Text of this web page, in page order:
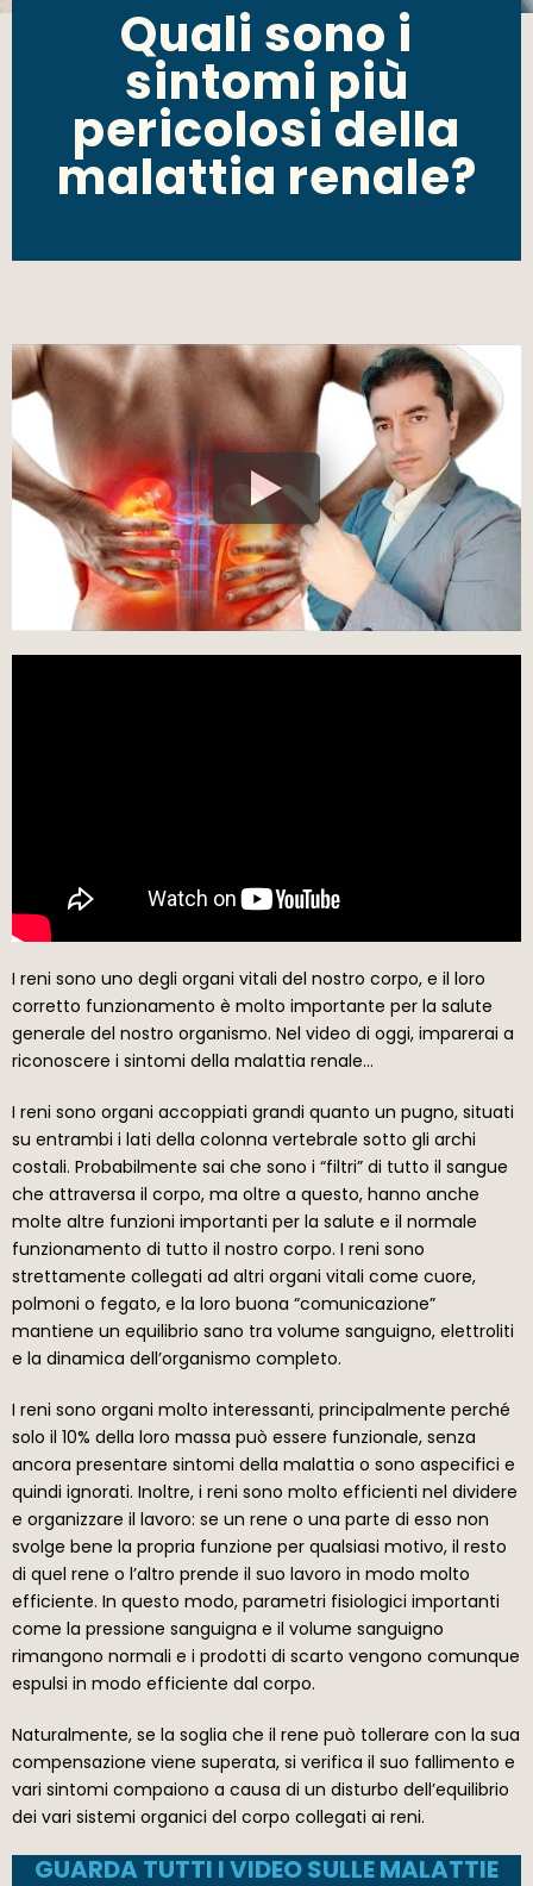
Quali sono i
sintomi più
pericolosi della
malattia renale?
I reni sono uno degli organi vitali del nostro corpo, e il loro
corretto funzionamento è molto importante per la salute
generale del nostro organismo. Nel video di oggi, imparerai a
riconoscere i sintomi della malattia renale…
I reni sono organi accoppiati grandi quanto un pugno, situati
su entrambi i lati della colonna vertebrale sotto gli archi
costali. Probabilmente sai che sono i “filtri” di tutto il sangue
che attraversa il corpo, ma oltre a questo, hanno anche
molte altre funzioni importanti per la salute e il normale
funzionamento di tutto il nostro corpo. I reni sono
strettamente collegati ad altri organi vitali come cuore,
polmoni o fegato, e la loro buona “comunicazione”
mantiene un equilibrio sano tra volume sanguigno, elettroliti
e la dinamica dell’organismo completo.
I reni sono organi molto interessanti, principalmente perché
solo il 10% della loro massa può essere funzionale, senza
ancora presentare sintomi della malattia o sono aspecifici e
quindi ignorati. Inoltre, i reni sono molto efficienti nel dividere
e organizzare il lavoro: se un rene o una parte di esso non
svolge bene la propria funzione per qualsiasi motivo, il resto
di quel rene o l’altro prende il suo lavoro in modo molto
efficiente. In questo modo, parametri fisiologici importanti
come la pressione sanguigna e il volume sanguigno
rimangono normali e i prodotti di scarto vengono comunque
espulsi in modo efficiente dal corpo.
Naturalmente, se la soglia che il rene può tollerare con la sua
compensazione viene superata, si verifica il suo fallimento e
vari sintomi compaiono a causa di un disturbo dell’equilibrio
dei vari sistemi organici del corpo collegati ai reni.
GUARDA TUTTI I VIDEO SULLE MALATTIE